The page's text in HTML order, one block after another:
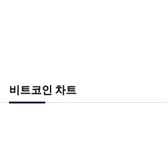
비트코인 차트